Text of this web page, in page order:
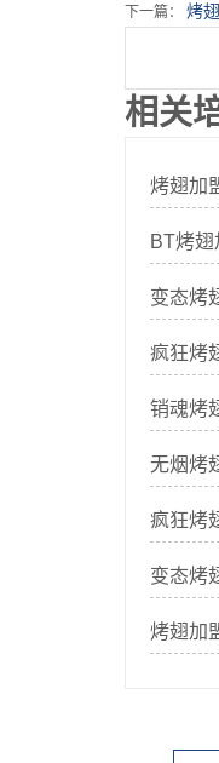
下一篇： 烤
相关
烤翅加
BT烤翅
变态烤
疯狂烤
销魂烤
无烟烤
疯狂烤
变态烤
烤翅加